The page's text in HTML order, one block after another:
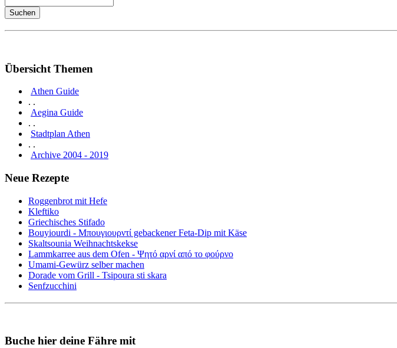
Übersicht Themen
Athen Guide
. .
Aegina Guide
. .
Stadtplan Athen
. .
Archive 2004 - 2019
Neue Rezepte
Roggenbrot mit Hefe
Kleftiko
Griechisches Stifado
Bouyiourdi - Μπουγιουρντί gebackener Feta-Dip mit Käse
Skaltsounia Weihnachtskekse
Lammkarree aus dem Ofen - Ψητό αρνί από το φούρνο
Umami-Gewürz selber machen
Dorade vom Grill - Tsipoura sti skara
Senfzucchini
Buche hier deine Fähre mit